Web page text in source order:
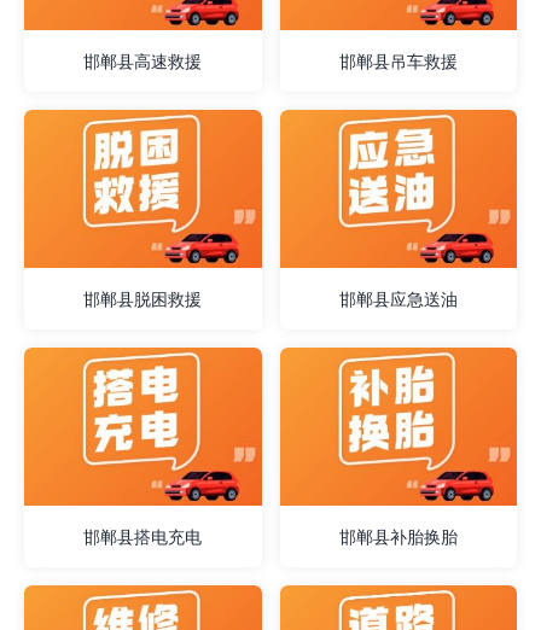
邯郸县高速救援 邯郸县吊车救援
邯郸县脱困救援 邯郸县应急送油
邯郸县搭电充电 邯郸县补胎换胎